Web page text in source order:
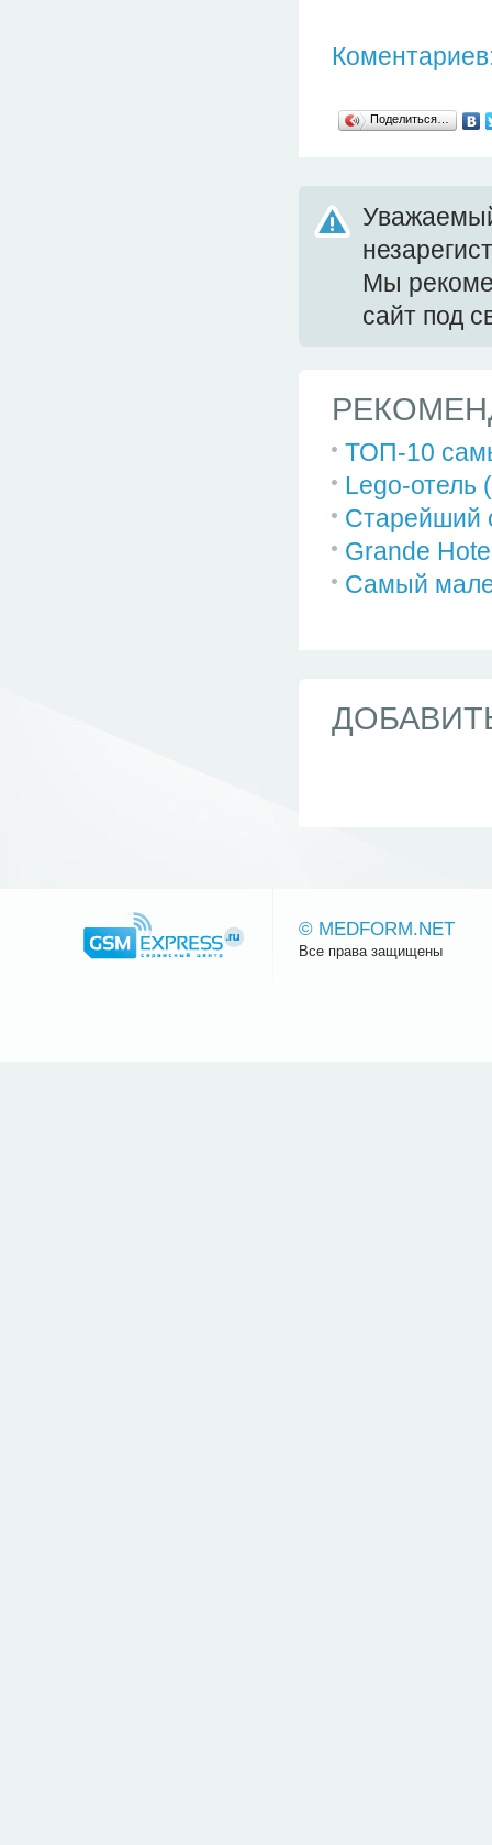
Поделиться…
Мы
сайт под
ТОП-10
Lego-отель
Старейший
Grande
Самый
© MEDFORM.NET
Все права защищены